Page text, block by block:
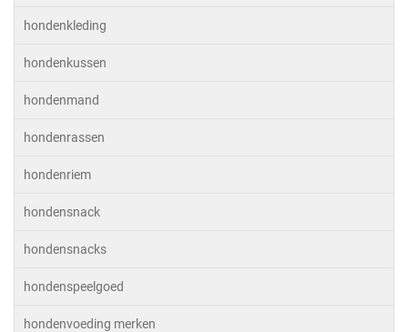
hondenkleding
hondenkussen
hondenmand
hondenrassen
hondenriem
hondensnack
hondensnacks
hondenspeelgoed
hondenvoeding merken